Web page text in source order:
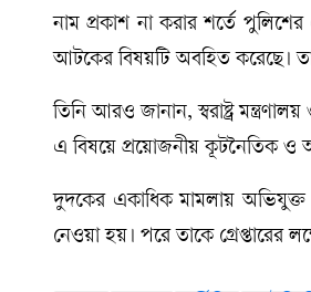
নাম প্রকাশ না করার শর্তে
আটকের বিষয়টি অবহিত করেছে।
তিনি আরও জানান, স্বরাষ্ট্র
এ বিষয়ে প্রয়োজনীয় কূটনৈতিক ও
দুদকের একাধিক মামলায়
নেওয়া হয়। পরে তাকে গ্রেপ্তারের